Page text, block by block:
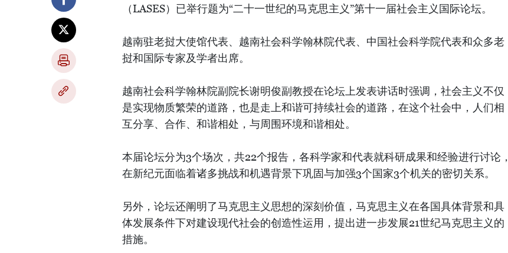
（LASES）已举行题为“二十一世纪的马克思主义”第十一届社会主义国际论坛。
越南驻老挝大使馆代表、越南社会科学翰林院代表、中国社会科学院代表和众多老
挝和国际专家及学者出席。
越南社会科学翰林院副院长谢明俊副教授在论坛上发表讲话时强调，社会主义不仅
是实现物质繁荣的道路，也是走上和谐可持续社会的道路，在这个社会中，人们相
互分享、合作、和谐相处，与周围环境和谐相处。
本届论坛分为3个场次，共22个报告，各科学家和代表就科研成果和经验进行讨论，
在新纪元面临着诸多挑战和机遇背景下巩固与加强3个国家3个机关的密切关系。
另外，论坛还阐明了马克思主义思想的深刻价值，马克思主义在各国具体背景和具
体发展条件下对建设现代社会的创造性运用，提出进一步发展21世纪马克思主义的
措施。